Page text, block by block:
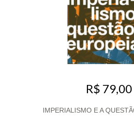
R$ 79,00
IMPERIALISMO E A